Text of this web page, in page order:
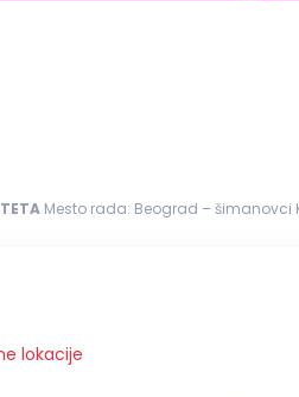
Mesto rada: Beograd – šimanovci
lokacije